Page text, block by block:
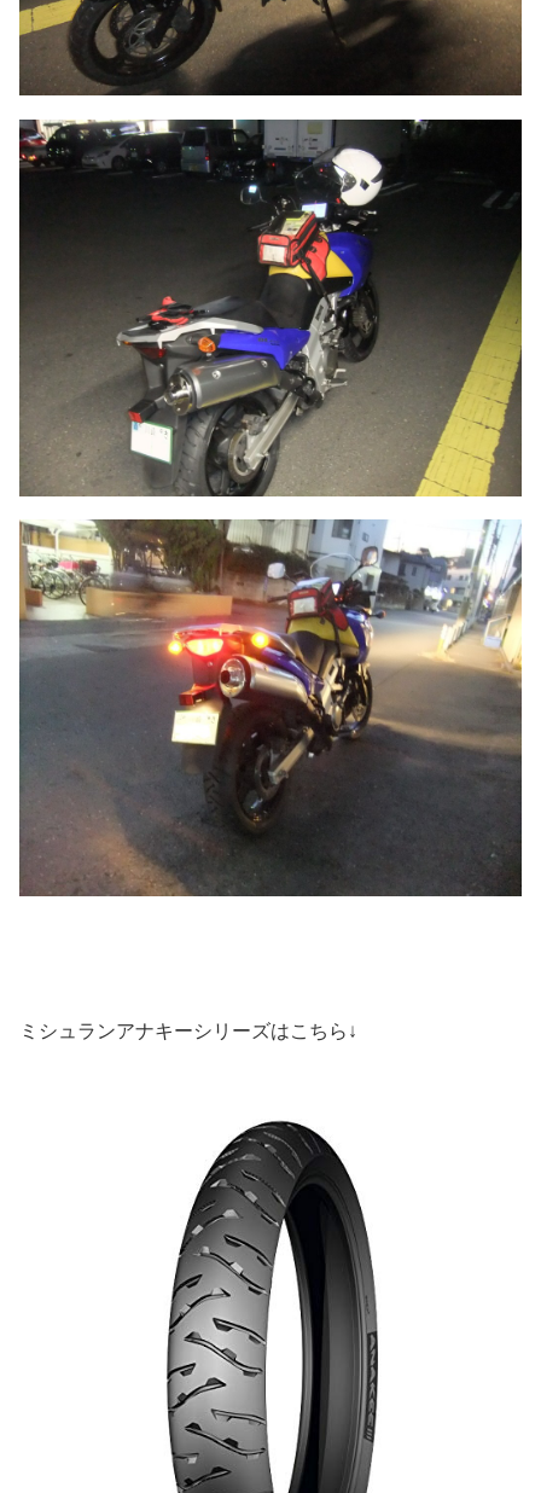
ミシュランアナキーシリーズはこちら↓